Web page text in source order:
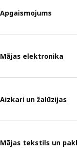
Apgaismojums
Mājas elektronika
Aizkari un žalūzijas
Mājas tekstils un